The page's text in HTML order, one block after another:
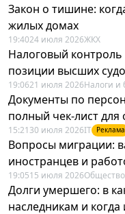
Закон о тишине:
жилых домах
19:4024 июля 2026ЖКХ
Налоговый контроль
позиции высших
19:0621 июля 2026Налоги и
Документы по
полный чек-лист для
15:21 30 июля 2026IT Реклама
Вопросы миграции:
иностранцев и
19:0515 июля 2026Общество
Долги умершего: в
наследникам и